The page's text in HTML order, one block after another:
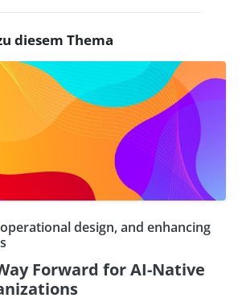
diesem Thema
design, and enhancing
Forward for AI-Native